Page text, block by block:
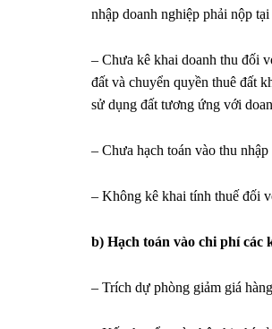
nhập doanh nghiệp phải nộp
– Chưa kê khai doanh thu đối
đất và chuyển quyền thuê đất
sử dụng đất tương ứng với
– Chưa hạch toán vào thu
– Không kê khai tính thuế đối
b) Hạch toán vào chi phí
– Trích dự phòng giảm giá